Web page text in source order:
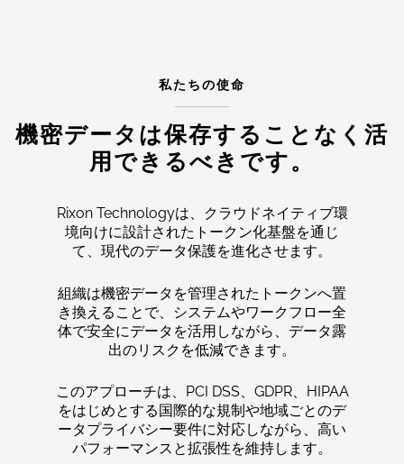
私たちの使命
機密データは保存することなく活
用できるべきです。
Rixon Technologyは、クラウドネイティブ環
境向けに設計されたトークン化基盤を通じ
て、現代のデータ保護を進化させます。
組織は機密データを管理されたトークンへ置
き換えることで、システムやワークフロー全
体で安全にデータを活用しながら、データ露
出のリスクを低減できます。
このアプローチは、PCI DSS、GDPR、HIPAA
をはじめとする国際的な規制や地域ごとのデ
ータプライバシー要件に対応しながら、高い
パフォーマンスと拡張性を維持します。